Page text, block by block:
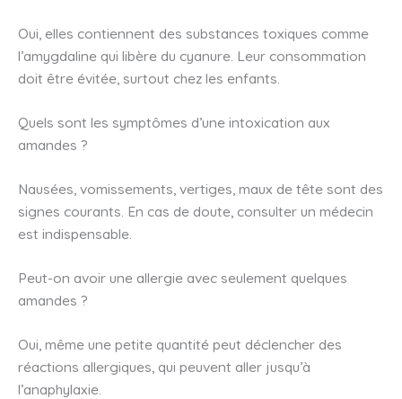
Oui, elles contiennent des substances toxiques comme
l’amygdaline qui libère du cyanure. Leur consommation
doit être évitée, surtout chez les enfants.
Quels sont les symptômes d’une intoxication aux
amandes ?
Nausées, vomissements, vertiges, maux de tête sont des
signes courants. En cas de doute, consulter un médecin
est indispensable.
Peut-on avoir une allergie avec seulement quelques
amandes ?
Oui, même une petite quantité peut déclencher des
réactions allergiques, qui peuvent aller jusqu’à
l’anaphylaxie.